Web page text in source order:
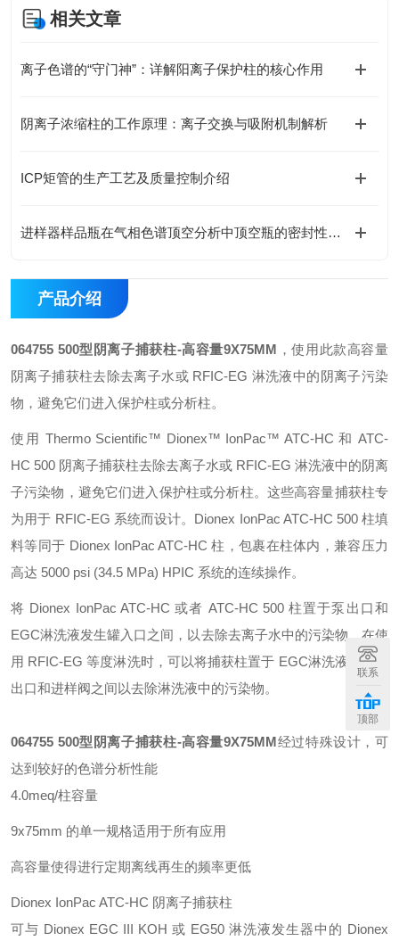
相关文章
离子色谱的“守门神”：详解阳离子保护柱的核心作用
阴离子浓缩柱的工作原理：离子交换与吸附机制解析
ICP矩管的生产工艺及质量控制介绍
进样器样品瓶在气相色谱顶空分析中顶空瓶的密封性与耐压性测试
产品介绍
064755 500型阴离子捕获柱-高容量9X75MM ，使用此款高容量
阴离子捕获柱去除去离子水或 RFIC-EG 淋洗液中的阴离子污染
物，避免它们进入保护柱或分析柱。
使用 Thermo Scientific™ Dionex™ IonPac™ ATC-HC 和 ATC-
HC 500 阴离子捕获柱去除去离子水或 RFIC-EG 淋洗液中的阴离
子污染物，避免它们进入保护柱或分析柱。这些高容量捕获柱专
为用于 RFIC-EG 系统而设计。Dionex IonPac ATC-HC 500 柱填
料等同于 Dionex IonPac ATC-HC 柱，包裹在柱体内，兼容压力
高达 5000 psi (34.5 MPa) HPIC 系统的连续操作。
将 Dionex IonPac ATC-HC 或者 ATC-HC 500 柱置于泵出口和
EGC淋洗液发生罐入口之间，以去除去离子水中的污染物。在使
用 RFIC-EG 等度淋洗时，可以将捕获柱置于 EGC淋洗液发生罐
出口和进样阀之间以去除淋洗液中的污染物。
064755 500型阴离子捕获柱-高容量9X75MM经过特殊设计，可
达到较好的色谱分析性能
4.0meq/柱容量
9x75mm 的单一规格适用于所有应用
高容量使得进行定期离线再生的频率更低
Dionex IonPac ATC-HC 阴离子捕获柱
可与 Dionex EGC III KOH 或 EG50 淋洗液发生器中的 Dionex
联系
顶部